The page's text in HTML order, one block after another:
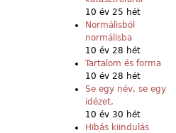
10 év 25 hét
Normálisból
normálisba
10 év 28 hét
Tartalom és forma
10 év 28 hét
Se egy név, se egy
idézet,
10 év 30 hét
Hibás kiindulás